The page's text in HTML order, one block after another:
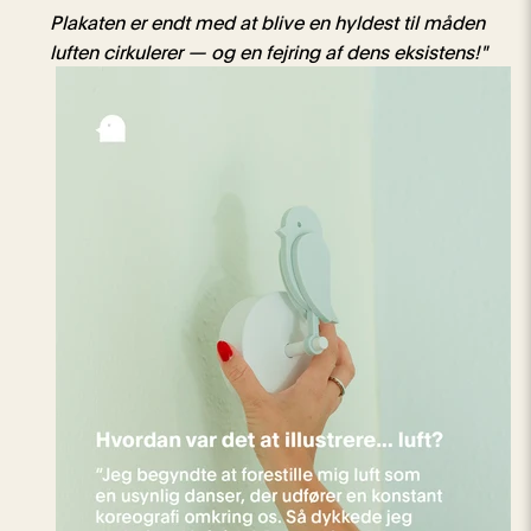
Plakaten er endt med at blive en hyldest til måden
luften cirkulerer — og en fejring af dens eksistens!"